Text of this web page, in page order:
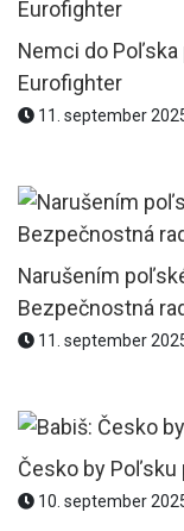
Nemci do
Eurofighter
11. september
Narušením
Bezpečnostná
11. september
Česko by Poľsku
10. september